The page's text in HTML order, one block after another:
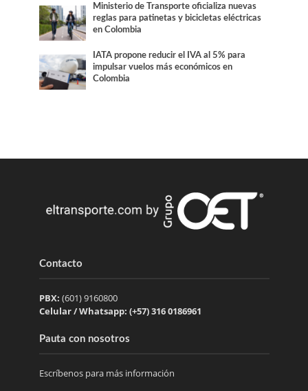
Ministerio de Transporte oficializa nuevas
reglas para patinetas y bicicletas eléctricas
en Colombia
IATA propone reducir el IVA al 5% para
impulsar vuelos más económicos en
Colombia
Contacto
PBX: (601) 9160800
Celular / Whatsapp: (+57) 316 0186961
Pauta con nosotros
Escríbenos para más información